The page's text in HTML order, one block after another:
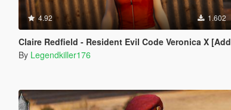
4.92 1.602
Claire Redfield - Resident Evil Code Veronica X [Add-On Ped]
By Legendkiller176